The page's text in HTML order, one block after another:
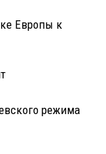
Европы к
режима